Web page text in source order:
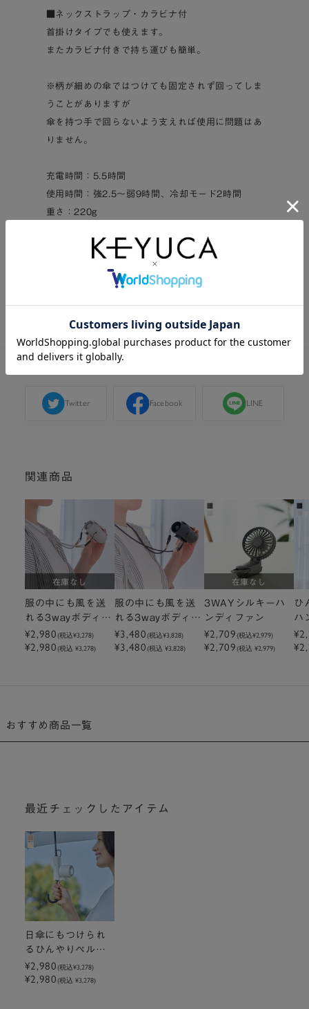
■ネックストラップ・カラビナ付
首掛けタイプでも使えます。
またカラビナ付きで持ち運びも簡単。
※柄が細めの傘ではつけても固定されず回ってしま
うことがありますが
傘を持つ手で回らないよう支えれば使用に問題はあ
りません。
充電時間：5.5時間
使用時間：強2.5～弱9時間、冷却モード2時間
重さ：220g
内容：本体、スペーサー、ネックストラップ、充電
用USBケーブル（TYPE-C-A）、説明書
この商品に関する問い合わせ
この商品をシェアする
Twitter Facebook LINE
関連商品
在庫なし
服の中にも風を送
れる3wayボディフ
ァンミニ ホワイト
（iFanボディブロ
¥2,980(税込¥3,278)
¥2,980(税込 ¥3,278)
服の中にも風を送
れる3wayボディフ
ァン チャコールグ
レー（iFanボディ
¥3,480(税込¥3,828)
¥3,480(税込 ¥3,828)
在庫なし
3WAYシルキーハ
ンディファン
¥2,709(税込¥2,979)
¥2,709(税込 ¥2,979)
ひ
ハ
おすすめ商品一覧
最近チェックしたアイテム
日傘にもつけられ
るひんやりペルチ
ェハンディファン
（LCAF037）
¥2,980(税込¥3,278)
¥2,980(税込 ¥3,278)